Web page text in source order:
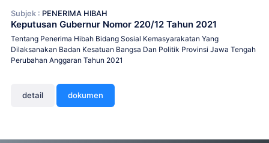
Subjek : PENERIMA HIBAH
Keputusan Gubernur Nomor 220/12 Tahun 2021
Tentang Penerima Hibah Bidang Sosial Kemasyarakatan Yang
Dilaksanakan Badan Kesatuan Bangsa Dan Politik Provinsi Jawa Tengah
Perubahan Anggaran Tahun 2021
detail dokumen